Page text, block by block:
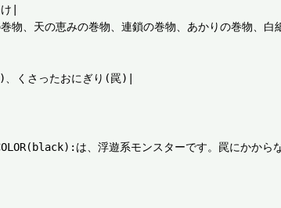
|
、天の恵みの巻物、連鎖の巻物、あかりの巻物、
、くさったおにぎり(罠)|
は、浮遊系モンスターです。罠にかから